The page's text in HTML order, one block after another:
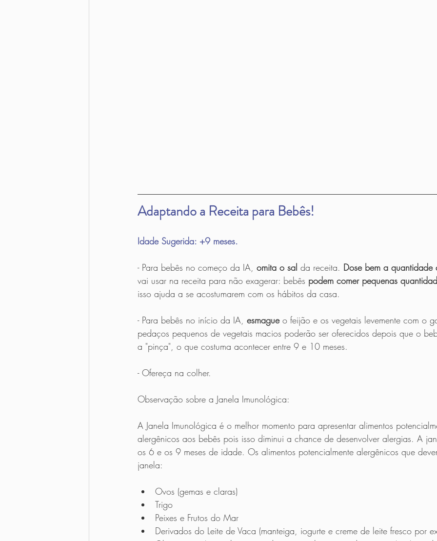
Adaptando a Receita para Bebês!
Idade Sugerida: +9 meses.
- Para bebês no começo da IA, omita o sal da receita. Dose bem a
vai usar na receita para não exagerar: bebês podem comer pequenas
isso ajuda a se acostumarem com os hábitos da casa.
- Para bebês no início da IA, esmague o feijão e os vegetais levemente com o
pedaços pequenos de vegetais macios poderão ser oferecidos depois que o
a "pinça", o que costuma acontecer entre 9 e 10 meses.
- Ofereça na colher.
Observação sobre a Janela Imunológica:
A Janela Imunológica é o melhor momento para apresentar alimentos
alergênicos aos bebês pois isso diminui a chance de desenvolver alergias. A
os 6 e os 9 meses de idade. Os alimentos potencialmente alergênicos que
janela:
Ovos (gemas e claras)
Trigo
Peixes e Frutos do Mar
Derivados do Leite de Vaca (manteiga, iogurte e creme de leite fresco por